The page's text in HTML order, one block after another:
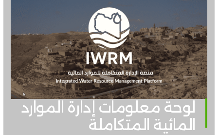
لوحة معلومات إدارة الموارد
المائية المتكاملة